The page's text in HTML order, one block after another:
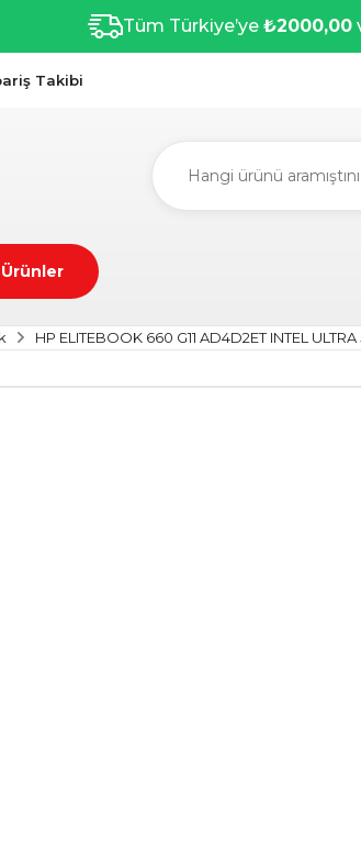
Tüm Türkiye’ye ₺2000,00
Takibi
HP ELITEBOOK 660 G11 AD4D2ET INTEL